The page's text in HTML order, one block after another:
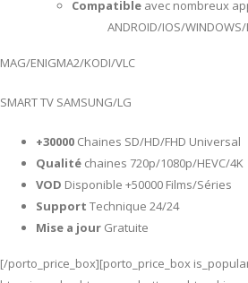
Compatible avec nombreux
ANDROID/IOS/WINDOWS/
MAG/ENIGMA2/KODI/VLC
SMART TV SAMSUNG/LG
+30000 Chaines SD/HD/FHD Universal
Qualité chaines 720p/1080p/HEVC/4K
VOD Disponible +50000 Films/Séries
Support Technique 24/24
Mise a jour Gratuite
[/porto_price_box][porto_price_box